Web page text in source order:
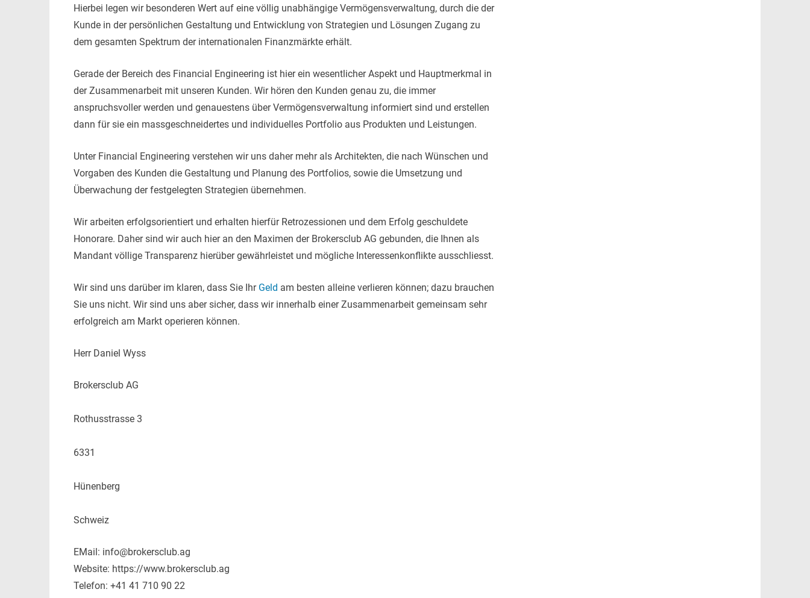
Hierbei legen wir besonderen Wert auf eine völlig unabhängige Vermögensverwaltung, durch die der
Kunde in der persönlichen Gestaltung und Entwicklung von Strategien und Lösungen Zugang zu
dem gesamten Spektrum der internationalen Finanzmärkte erhält.
Gerade der Bereich des Financial Engineering ist hier ein wesentlicher Aspekt und Hauptmerkmal in
der Zusammenarbeit mit unseren Kunden. Wir hören den Kunden genau zu, die immer
anspruchsvoller werden und genauestens über Vermögensverwaltung informiert sind und erstellen
dann für sie ein massgeschneidertes und individuelles Portfolio aus Produkten und Leistungen.
Unter Financial Engineering verstehen wir uns daher mehr als Architekten, die nach Wünschen und
Vorgaben des Kunden die Gestaltung und Planung des Portfolios, sowie die Umsetzung und
Überwachung der festgelegten Strategien übernehmen.
Wir arbeiten erfolgsorientiert und erhalten hierfür Retrozessionen und dem Erfolg geschuldete
Honorare. Daher sind wir auch hier an den Maximen der Brokersclub AG gebunden, die Ihnen als
Mandant völlige Transparenz hierüber gewährleistet und mögliche Interessenkonflikte ausschliesst.
Wir sind uns darüber im klaren, dass Sie Ihr Geld am besten alleine verlieren können; dazu brauchen
Sie uns nicht. Wir sind uns aber sicher, dass wir innerhalb einer Zusammenarbeit gemeinsam sehr
erfolgreich am Markt operieren können.
Herr Daniel Wyss
Brokersclub AG
Rothusstrasse 3
6331
Hünenberg
Schweiz
EMail: info@brokersclub.ag
Website: https://www.brokersclub.ag
Telefon: +41 41 710 90 22